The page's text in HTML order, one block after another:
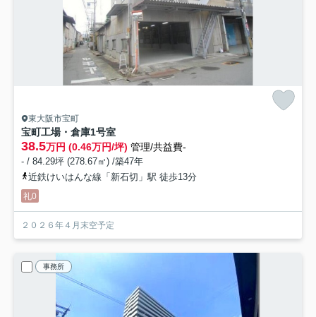
東大阪市宝町
宝町工場・倉庫1号室
38.5万円 (0.46万円/坪) 管理/共益費-
- / 84.29坪 (278.67㎡) /築47年
近鉄けいはんな線「新石切」駅 徒歩13分
礼0
２０２６年４月末空予定
事務所